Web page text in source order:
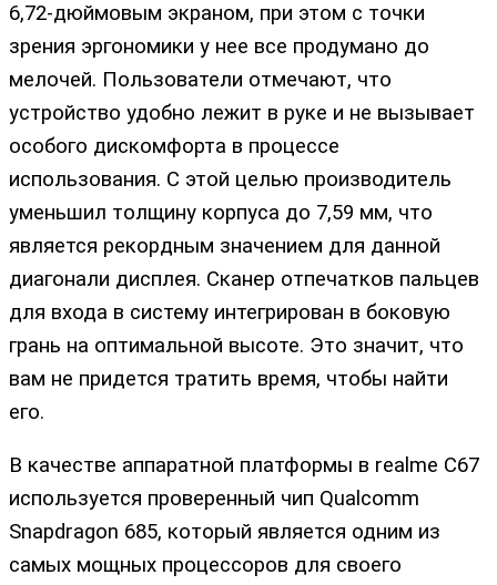
6,72-дюймовым экраном, при этом с точки
зрения эргономики у нее все продумано до
мелочей. Пользователи отмечают, что
устройство удобно лежит в руке и не вызывает
особого дискомфорта в процессе
использования. С этой целью производитель
уменьшил толщину корпуса до 7,59 мм, что
является рекордным значением для данной
диагонали дисплея. Сканер отпечатков пальцев
для входа в систему интегрирован в боковую
грань на оптимальной высоте. Это значит, что
вам не придется тратить время, чтобы найти
его.
В качестве аппаратной платформы в realme C67
используется проверенный чип Qualcomm
Snapdragon 685, который является одним из
самых мощных процессоров для своего